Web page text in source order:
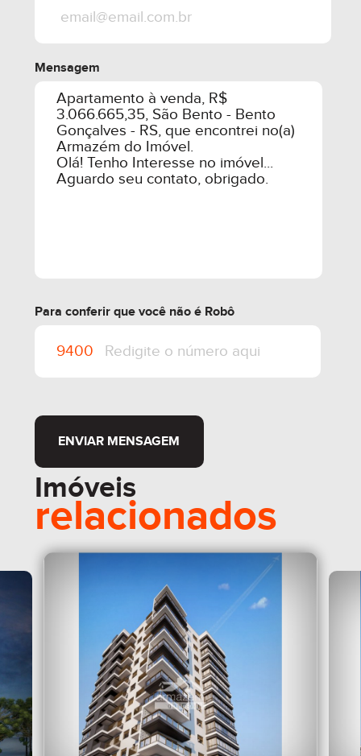
* 03 vagas de garagem e 01 depósito por
* Infraestrutura para abastecimento de carros
elétricos
* Piscina aquecida (placas solares)
* Isolamento acústico entre os andares de
apartamento
Mensagem
Para conferir que você não é Robô
ENVIAR MENSAGEM
Imóveis
relacionados